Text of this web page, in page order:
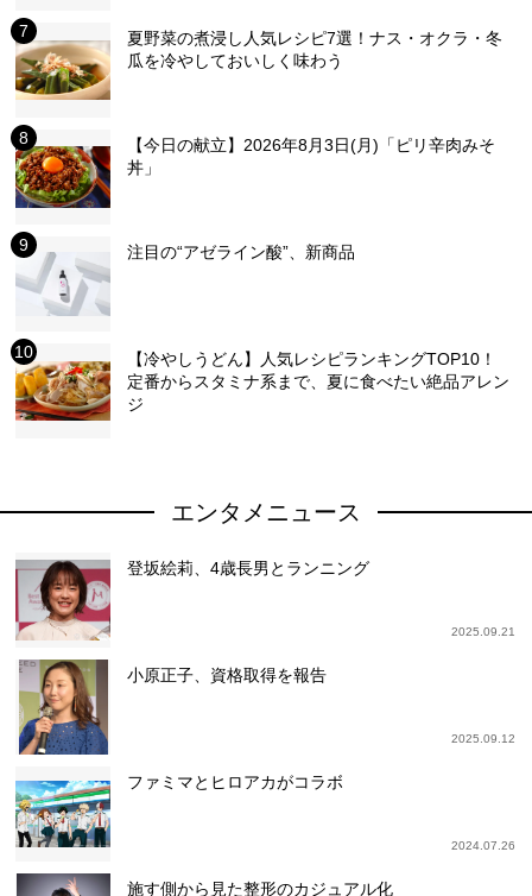
夏野菜の煮浸し人気レシピ7選！ナス・オクラ・冬
瓜を冷やしておいしく味わう
【今日の献立】2026年8月3日(月)「ピリ辛肉みそ
丼」
注目の“アゼライン酸”、新商品
【冷やしうどん】人気レシピランキングTOP10！
定番からスタミナ系まで、夏に食べたい絶品アレン
ジ
エンタメニュース
登坂絵莉、4歳長男とランニング
2025.09.21
小原正子、資格取得を報告
2025.09.12
ファミマとヒロアカがコラボ
2024.07.26
施す側から見た整形のカジュアル化